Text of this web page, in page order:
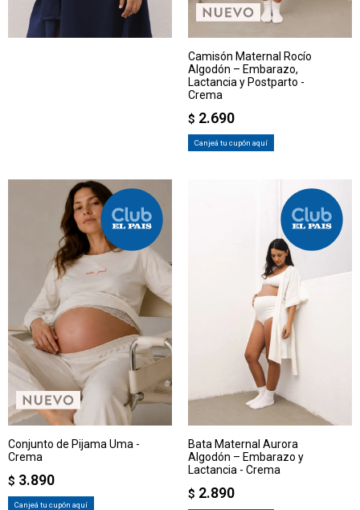
Camisón Maternal Rocío
Algodón – Embarazo,
Lactancia y Postparto -
Crema
$ 2.690
Canjeá tu cupón aquí
Conjunto de Pijama Uma -
Crema
$ 3.890
Canjeá tu cupón aquí
Bata Maternal Aurora
Algodón – Embarazo y
Lactancia - Crema
$ 2.890